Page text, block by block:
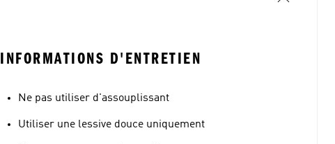
INFORMATIONS D'ENTRETIEN
Ne pas utiliser d'assouplissant
Utiliser une lessive douce uniquement